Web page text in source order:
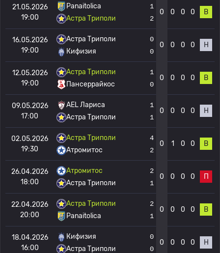
21.05.2026
19:00
Panaitolica
Астра Триполи
1
2
0 0 0 0 В
16.05.2026
19:00
Астра Триполи
Кифизия
0
0
0 0 0 0 Н
12.05.2026
19:00
Астра Триполи
Пансеррайкос
1
0
0 0 0 0 В
09.05.2026
17:00
AEL Лариса
Астра Триполи
1
1
0 0 0 0 Н
02.05.2026
19:30
Астра Триполи
Атромитос
4
2
0 1 0 0 В
26.04.2026
18:00
Атромитос
Астра Триполи
2
1
0 0 0 0 П
22.04.2026
20:00
Астра Триполи
Panaitolica
2
1
0 0 0 0 В
18.04.2026
16:00
Кифизия
Астра Триполи
0
0
0 0 0 0 Н